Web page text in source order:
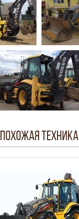
Похожая техника